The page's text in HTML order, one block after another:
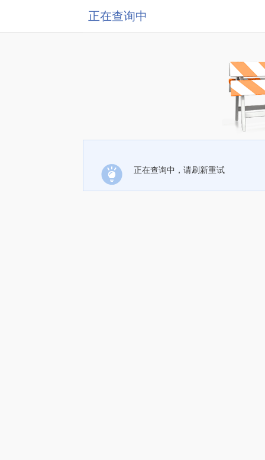
正在查询中
正在查询中，请刷新重试